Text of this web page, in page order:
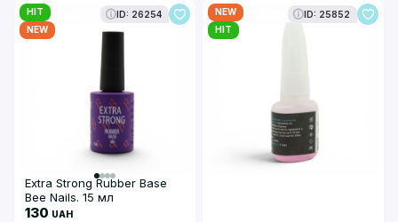
HIT
NEW
ID: 26254
Extra Strong Rubber Base
Bee Nails. 15 мл
130 UAH
NEW
HIT
ID: 25852